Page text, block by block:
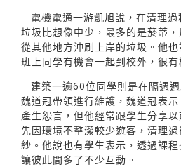
電機電通一游凱旭說，在清理
垃圾比想像中少，最多的是菸蒂
從其他地方沖刷上岸的垃圾。他
班上同學有機會一起到校外，很有
建築一逾60位同學則是在隔週
魏道冠帶領進行維護，魏道冠表
產生怨言，但他經常跟學生分享
先因環境不整潔較少遊客，清理
紗。他說也有學生表示，透過課程
讓彼此間多了不少互動。